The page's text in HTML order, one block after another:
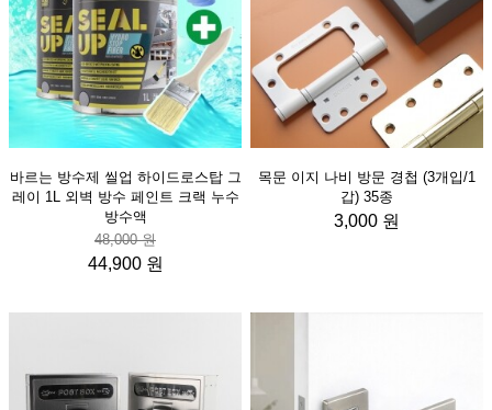
바르는 방수제 씰업 하이드로스탑 그
레이 1L 외벽 방수 페인트 크랙 누수
방수액
48,000 원
44,900 원
목문 이지 나비 방문 경첩 (3개입/1
갑) 35종
3,000 원